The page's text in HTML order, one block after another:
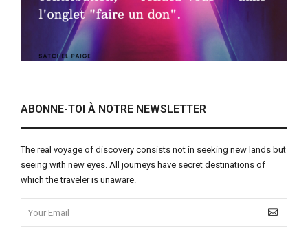
ABONNE-TOI À NOTRE NEWSLETTER
The real voyage of discovery consists not in seeking new lands but
seeing with new eyes. All journeys have secret destinations of
which the traveler is unaware.